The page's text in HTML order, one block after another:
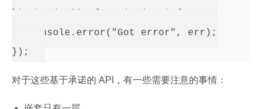
   console.error("Got error", err);
对于这些基于承诺的 API，有一些需要注意的事情：